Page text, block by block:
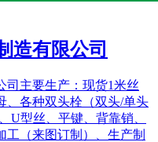
造有限公司
司主要生产：现货1米丝
、各种双头栓（双头/单头
U型丝、平键、背靠销、
工（来图订制）、生产制